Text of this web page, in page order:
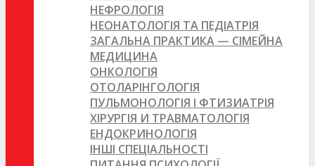
НЕФРОЛОГІЯ
НЕОНАТОЛОГІЯ ТА ПЕДІАТРІЯ
ЗАГАЛЬНА ПРАКТИКА — СІМЕЙНА
МЕДИЦИНА
ОНКОЛОГІЯ
ОТОЛАРІНГОЛОГІЯ
ПУЛЬМОНОЛОГІЯ І ФТИЗИАТРІЯ
ХІРУРГІЯ И ТРАВМАТОЛОГІЯ
ЕНДОКРИНОЛОГІЯ
ІНШІ СПЕЦІАЛЬНОСТІ